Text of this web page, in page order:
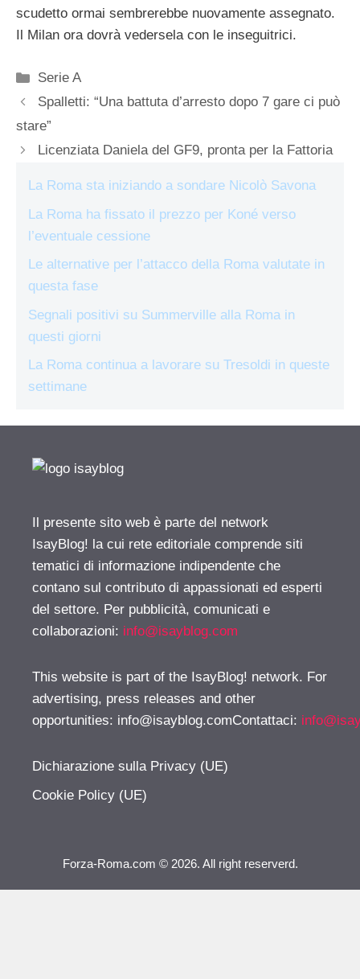
scudetto ormai sembrerebbe nuovamente assegnato.
Il Milan ora dovrà vedersela con le inseguitrici.
Categorie
Serie A
Spalletti: “Una battuta d’arresto dopo 7 gare ci può
stare”
Licenziata Daniela del GF9, pronta per la Fattoria
La Roma sta iniziando a sondare Nicolò Savona
La Roma ha fissato il prezzo per Koné verso
l’eventuale cessione
Le alternative per l’attacco della Roma valutate in
questa fase
Segnali positivi su Summerville alla Roma in
questi giorni
La Roma continua a lavorare su Tresoldi in queste
settimane
Il presente sito web è parte del network
IsayBlog! la cui rete editoriale comprende siti
tematici di informazione indipendente che
contano sul contributo di appassionati ed esperti
del settore. Per pubblicità, comunicati e
collaborazioni: info@isayblog.com
This website is part of the IsayBlog! network. For
advertising, press releases and other
opportunities: info@isayblog.comContattaci:
Dichiarazione sulla Privacy (UE)
Cookie Policy (UE)
Forza-Roma.com © 2026. All right reserverd.